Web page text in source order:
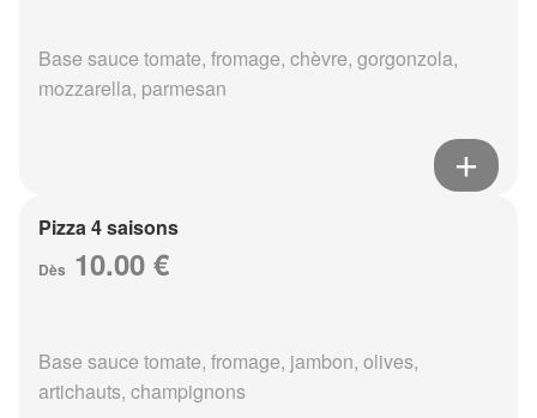
Base sauce tomate, fromage, chèvre, gorgonzola,
mozzarella, parmesan
Pizza 4 saisons
Dès 10.00 €
Base sauce tomate, fromage, jambon, olives,
artichauts, champignons